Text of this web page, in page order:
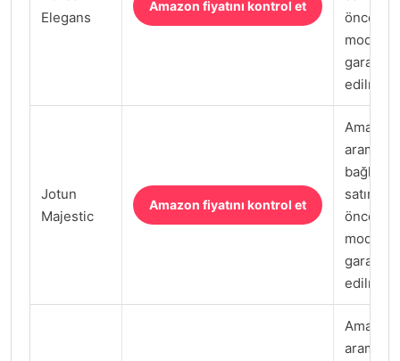
Elegans
Amazon fiyatını kontrol et
önce
model
garanti
edilmeli.
Jotun
Majestic
Amazon fiyatını kontrol et
arama
satın
önce
model
garanti
edilmeli.
arama